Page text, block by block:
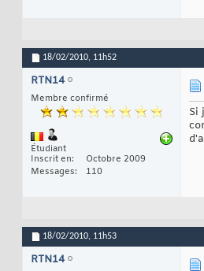
18/02/2010, 11h52
RTN14
Membre confirmé
Étudiant
Inscrit en
Octobre 2009
Messages
110
Si
18/02/2010, 11h53
RTN14